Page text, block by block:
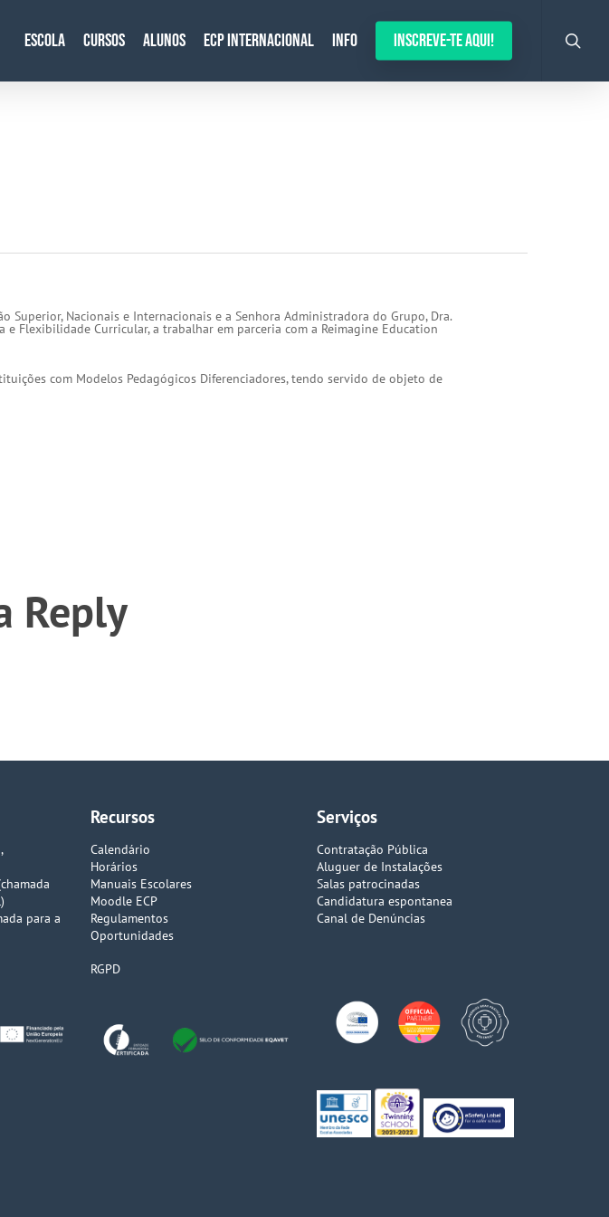
Escola Cursos Alunos ECP Internacional Info Inscreve-te aqui!
Superior, Nacionais e Internacionais e a Senhora Administradora do Grupo, Dra.
e Flexibilidade Curricular, a trabalhar em parceria com a Reimagine Education
com Modelos Pedagógicos Diferenciadores, tendo servido de objeto de
Reply
para a
Recursos
Calendário
Horários
Manuais Escolares
Moodle ECP
Regulamentos
Oportunidades
RGPD
Serviços
Contratação Pública
Aluguer de Instalações
Salas patrocinadas
Candidatura espontanea
Canal de Denúncias